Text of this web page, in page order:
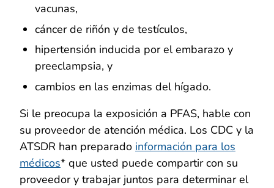
vacunas,
cáncer de riñón y de testículos,
hipertensión inducida por el embarazo y
preeclampsia, y
cambios en las enzimas del hígado.
Si le preocupa la exposición a PFAS, hable con
su proveedor de atención médica. Los CDC y la
ATSDR han preparado información para los
médicos* que usted puede compartir con su
proveedor y trabajar juntos para determinar el